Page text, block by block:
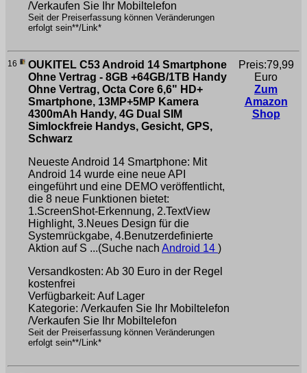
/Verkaufen Sie Ihr Mobiltelefon
Seit der Preiserfassung können Veränderungen
erfolgt sein**/Link*
16
OUKITEL C53 Android 14 Smartphone
Ohne Vertrag - 8GB +64GB/1TB Handy
Ohne Vertrag, Octa Core 6,6" HD+
Smartphone, 13MP+5MP Kamera
4300mAh Handy, 4G Dual SIM
Simlockfreie Handys, Gesicht, GPS,
Schwarz
Neueste Android 14 Smartphone: Mit
Android 14 wurde eine neue API
eingeführt und eine DEMO veröffentlicht,
die 8 neue Funktionen bietet:
1.ScreenShot-Erkennung, 2.TextView
Highlight, 3.Neues Design für die
Systemrückgabe, 4.Benutzerdefinierte
Aktion auf S ...(Suche nach Android 14 )
Versandkosten: Ab 30 Euro in der Regel
kostenfrei
Verfügbarkeit: Auf Lager
Kategorie: /Verkaufen Sie Ihr Mobiltelefon
/Verkaufen Sie Ihr Mobiltelefon
Seit der Preiserfassung können Veränderungen
erfolgt sein**/Link*
Preis:79,99
Euro
Zum
Amazon
Shop